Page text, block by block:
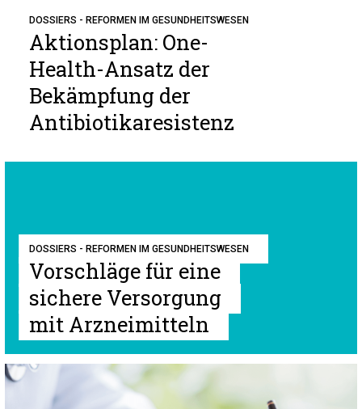
DOSSIERS - REFORMEN IM GESUNDHEITSWESEN
Aktionsplan: One-
Health-Ansatz der
Bekämpfung der
Antibiotikaresistenz
DOSSIERS - REFORMEN IM GESUNDHEITSWESEN
Vorschläge für eine
sichere Versorgung
mit Arzneimitteln